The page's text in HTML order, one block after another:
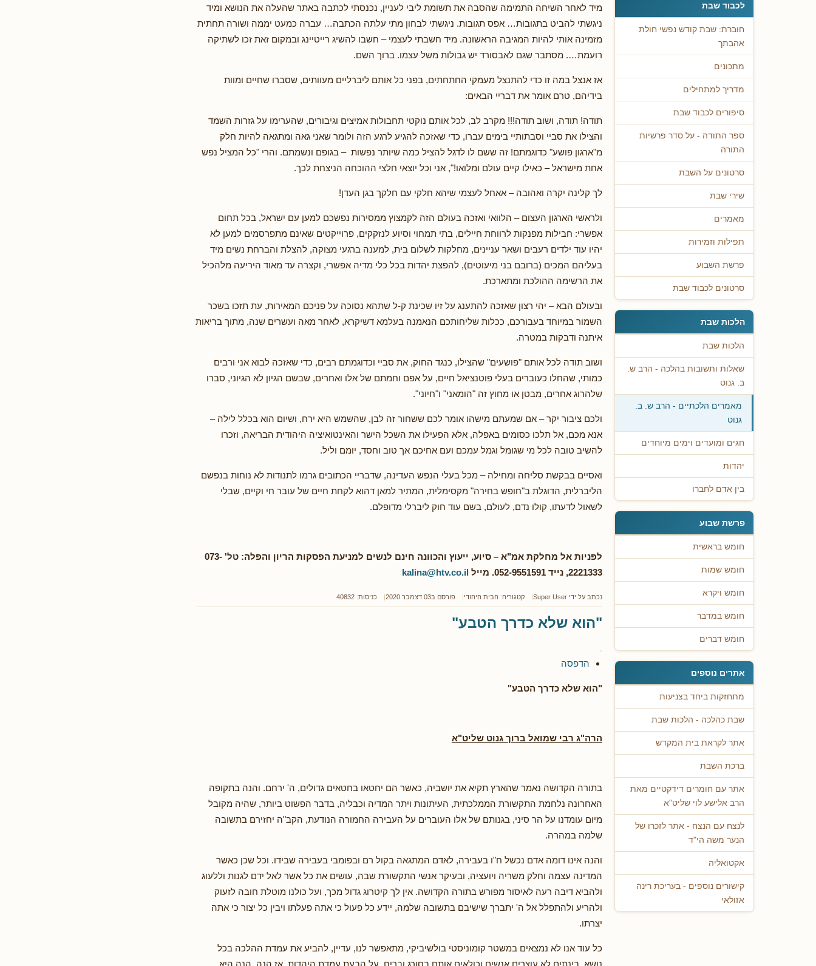
לכבוד שבת
חוברת: שבת קודש נפשי חולת
אהבתך
מתכונים
מדריך למתחילים
סיפורים לכבוד שבת
ספר התודה - על סדר פרשיות
התורה
סרטונים על השבת
שירי שבת
מאמרים
תפילות וזמירות
פרשת השבוע
סרטונים לכבוד שבת
הלכות שבת
הלכות שבת
שאלות ותשובות בהלכה - הרב ש.
ב. גנוט
מאמרים הלכתיים - הרב ש. ב.
גנוט
חגים ומועדים וימים מיוחדים
יהדות
בין אדם לחברו
פרשת שבוע
חומש בראשית
חומש שמות
חומש ויקרא
חומש במדבר
חומש דברים
אתרים נוספים
מתחזקות ביחד בצניעות
שבת כהלכה - הלכות שבת
אתר לקראת בית המקדש
ברכת השבת
אתר עם חומרים דידקטיים מאת
הרב אלישע לוי שליט"א
לנצח עם הנצח - אתר לזכרו של
הנער משה הי"ד
אקטואליה
קישורים נוספים - בעריכת רינה
אזולאי
מיד לאחר השיחה התמימה שהסבה את תשומת ליבי לעניין, נכנסתי לכתבה באתר שהעלה את הנושא ומיד
ניגשתי להביט בתגובות… אפס תגובות. ניגשתי לבחון מתי עלתה הכתבה… עברה כמעט יממה ושורה תחתית
מזמינה אותי להיות המגיבה הראשונה. מיד חשבתי לעצמי – חשבו להשיג רייטיינג ובמקום זאת זכו לשתיקה
רועמת…. מסתבר שגם לאבסורד יש גבולות משל עצמו. ברוך השם.
אז אנצל במה זו כדי להתנצל מעמקי החתחתים, בפני כל אותם ליברליים מעוותים, שסברו שחיים ומוות
בידיהם, טרם אומר את דבריי הבאים:
תודה! תודה, ושוב תודה!!! מקרב לב, לכל אותם נוקטי תחבולות אמיצים וגיבורים, שהערימו על גזרות השמד
והצילו את סביי וסבתותיי בימים עברו, כדי שאזכה להגיע לרגע הזה ולומר שאני גאה ומתגאה להיות חלק
מ"ארגון פושע" כדוגמתם! זה ששם לו לדגל להציל כמה שיותר נפשות – בגופם ונשמתם. והרי "כל המציל נפש
אחת מישראל – כאילו קיים עולם ומלואו!", אני וכל יוצאי חלצי ההוכחה הניצחת לכך.
לך קלינה יקרה ואהובה – אאחל לעצמי שיהא חלקי עם חלקך בגן העדן!
ולראשי הארגון העצום – הלוואי ואזכה בעולם הזה לקמצוץ ממסירות נפשכם למען עם ישראל, בכל תחום
אפשרי: חבילות מפנקות לרווחת חיילים, בתי תמחוי וסיוע לנזקקים, פרוייקטים שאינם מתפרסמים למען לא
יהיו עוד ילדים רעבים ושאר עניינים, מחלקות לשלום בית, למענה ברגעי מצוקה, להצלת והברחת נשים מיד
בעליהם המכים (ברובם בני מיעוטים), להפצת יהדות בכל כלי מדיה אפשרי, וקצרה עד מאוד היריעה מלהכיל
את הרשימה ההולכת ומתארכת.
ובעולם הבא – יהי רצון שאזכה להתענג על זיו שכינת ק-ל שתהא נסוכה על פניכם המאירות, עת תזכו בשכר
השמור במיוחד בעבורכם, ככלות שליחותכם הנאמנה בעלמא דשיקרא, לאחר מאה ועשרים שנה, מתוך בריאות
איתנה ודבקות במטרה.
ושוב תודה לכל אותם "פושעים" שהצילו, כנגד החוק, את סביי וכדוגמתם רבים, כדי שאזכה לבוא אני ורבים
כמותי, שהחלו כעוברים בעלי פוטנציאל חיים, על אפם וחמתם של אלו ואחרים, שבשם הגיון לא הגיוני, סברו
שלהרוג אחרים, מבטן או מחוץ זה "הומאני" ו"חיוני".
ולכם ציבור יקר – אם שמעתם מישהו אומר לכם ששחור זה לבן, שהשמש היא ירח, ושיום הוא בכלל לילה –
אנא מכם, אל תלכו כסומים באפלה, אלא הפעילו את השכל הישר והאינטואיציה היהודית הבריאה, וזכרו
להשיב טובה לכל מי שגומל וגמל עמכם ועם אחיכם אך טוב וחסד, יומם וליל.
ואסיים בבקשת סליחה ומחילה – מכל בעלי הנפש העדינה, שדבריי הכתובים גרמו לתנודות לא נוחות בנפשם
הליברלית, הדוגלת ב"חופש בחירה" מקסימלית, המתיר למאן דהוא לקחת חיים של עובר חי וקיים, שבלי
לשאול לדעתו, קולו נדם, לעולם, בשם עוד חוק ליברלי מדופלם.
לפניות אל מחלקת אמ"א – סיוע, ייעוץ והכוונה חינם לנשים למניעת הפסקות הריון והפלה: טל' 073-
2221333, נייד 052-9551591. מייל
kalina@htv.co.il
נכתב על ידי Super User קטגוריה: הבית היהודי פורסם ב03 דצמבר 2020 כניסות: 40832
"הוא שלא כדרך הטבע"
הדפסה
"הוא שלא כדרך הטבע"
הרה"ג רבי שמואל ברוך גנוט שליט"א
בתורה הקדושה נאמר שהארץ תקיא את יושביה, כאשר הם יחטאו בחטאים גדולים, ה' ירחם. והנה בתקופה
האחרונה נלחמת התקשורת הממלכתית, העיתונות ויתר המדיה וכבליה, בדבר הפשוט ביותר, שהיה מקובל
מיום עומדנו על הר סיני, בגנותם של אלו העוברים על העבירה החמורה הנודעת, הקב"ה יחזירם בתשובה
שלמה במהרה.
והנה אינו דומה אדם נכשל ח"ו בעבירה, לאדם המתגאה בקול רם ובפומבי בעבירה שבידו. וכל שכן כאשר
המדינה עצמה וחלק משריה ויועציה, ובעיקר אנשי התקשורת שבה, עושים את כל אשר לאל ידם לגנות וללעוג
ולהביא דיבה רעה לאיסור מפורש בתורה הקדושה. אין לך קיטרוג גדול מכך, ועל כולנו מוטלת חובה לזעוק
ולהריע ולהתפלל אל ה' יתברך שישיבם בתשובה שלמה, יידע כל פעול כי אתה פעלתו ויבין כל יצור כי אתה
יצרתו.
כל עוד אנו לא נמצאים במשטר קומוניסטי בולשיביקי, מתאפשר לנו, עדיין, להביע את עמדת ההלכה בכל